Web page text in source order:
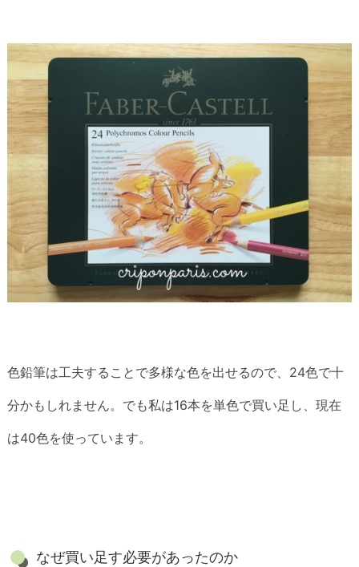
色鉛筆は工夫することで多様な色を出せるので、24色で十
分かもしれません。でも私は16本を単色で買い足し、現在
は40色を使っています。
なぜ買い足す必要があったのか